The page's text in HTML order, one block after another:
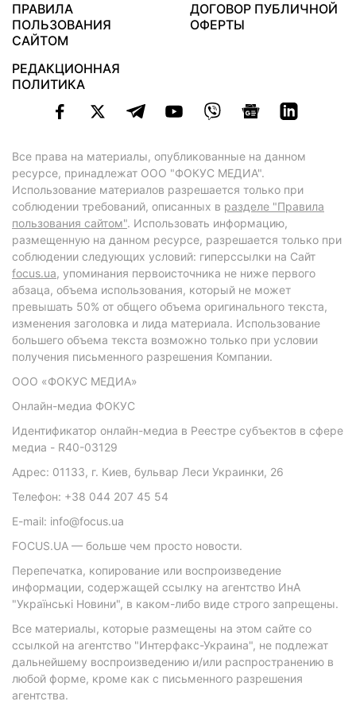
ПРАВИЛА
ПОЛЬЗОВАНИЯ
САЙТОМ
ДОГОВОР ПУБЛИЧНОЙ
ОФЕРТЫ
РЕДАКЦИОННАЯ
ПОЛИТИКА
Все права на материалы, опубликованные на данном
ресурсе, принадлежат ООО "ФОКУС МЕДИА".
Использование материалов разрешается только при
соблюдении требований, описанных в разделе "Правила
пользования сайтом". Использовать информацию,
размещенную на данном ресурсе, разрешается только при
соблюдении следующих условий: гиперссылки на Сайт
focus.ua, упоминания первоисточника не ниже первого
абзаца, объема использования, который не может
превышать 50% от общего объема оригинального текста,
изменения заголовка и лида материала. Использование
большего объема текста возможно только при условии
получения письменного разрешения Компании.
ООО «ФОКУС МЕДИА»
Онлайн-медиа ФОКУС
Идентификатор онлайн-медиа в Реестре субъектов в сфере
медиа - R40-03129
Адрес: 01133, г. Киев, бульвар Леси Украинки, 26
Телефон: +38 044 207 45 54
E-mail: info@focus.ua
FOCUS.UA — больше чем просто новости.
Перепечатка, копирование или воспроизведение
информации, содержащей ссылку на агентство ИнА
"Українські Новини", в каком-либо виде строго запрещены.
Все материалы, которые размещены на этом сайте со
ссылкой на агентство "Интерфакс-Украина", не подлежат
дальнейшему воспроизведению и/или распространению в
любой форме, кроме как с письменного разрешения
агентства.